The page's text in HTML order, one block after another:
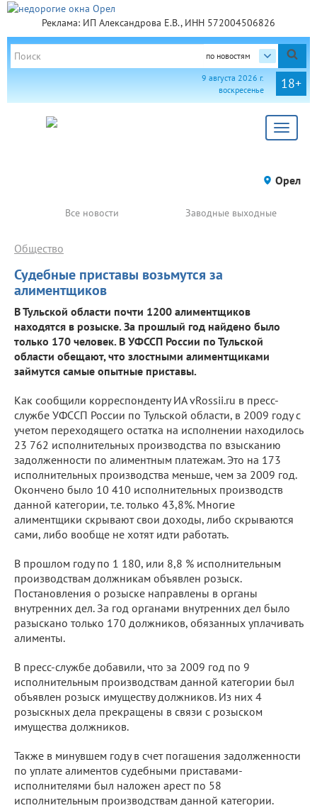
Реклама: ИП Александрова Е.В., ИНН 572004506826
по новостям
18+
9 августа 2026 г.
воскресенье
Toggle
Орел
Все новости Заводные выходные
Судебные приставы возьмутся за
алиментщиков
Общество
В Тульской области почти 1200 алиментщиков
находятся в розыске. За прошлый год найдено было
только 170 человек. В УФССП России по Тульской
области обещают, что злостными алиментщиками
займутся самые опытные приставы.
Как сообщили корреспонденту ИА vRossii.ru в пресс-
службе УФССП России по Тульской области, в 2009 году с
учетом переходящего остатка на исполнении находилось
23 762 исполнительных производства по взысканию
задолженности по алиментным платежам. Это на 173
исполнительных производства меньше, чем за 2009 год.
Окончено было 10 410 исполнительных производств
данной категории, т.е. только 43,8%. Многие
алиментщики скрывают свои доходы, либо скрываются
сами, либо вообще не хотят идти работать.
В прошлом году по 1 180, или 8,8 % исполнительным
производствам должникам объявлен розыск.
Постановления о розыске направлены в органы
внутренних дел. За год органами внутренних дел было
разыскано только 170 должников, обязанных уплачивать
алименты.
В пресс-службе добавили, что за 2009 год по 9
исполнительным производствам данной категории был
объявлен розыск имуществу должников. Из них 4
розыскных дела прекращены в связи с розыском
имущества должников.
Также в минувшем году в счет погашения задолженности
по уплате алиментов судебными приставами-
исполнителями был наложен арест по 58
исполнительным производствам данной категории.